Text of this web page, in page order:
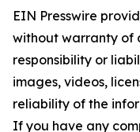
EIN Presswire
without warranty of
responsibility or
images, videos,
reliability of the
If you have any